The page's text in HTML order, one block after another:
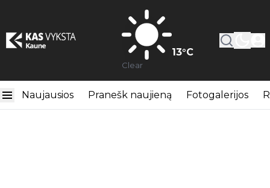
13°C
Clear
Naujausios Pranešk naujieną Fotogalerijos